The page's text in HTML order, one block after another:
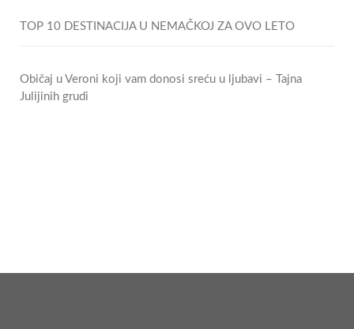
TOP 10 DESTINACIJA U NEMAČKOJ ZA OVO LETO
Običaj u Veroni koji vam donosi sreću u ljubavi – Tajna
Julijinih grudi